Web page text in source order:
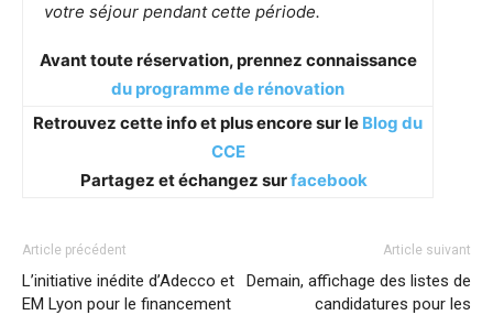
votre séjour pendant cette période.
Avant toute réservation, prennez connaissance
du programme de rénovation
Retrouvez cette info et plus encore sur le Blog du
CCE
Partagez et échangez surfacebook
Article précédent
L’initiative inédite d’Adecco et
EM Lyon pour le financement
Article suivant
Demain, affichage des listes de
candidatures pour les